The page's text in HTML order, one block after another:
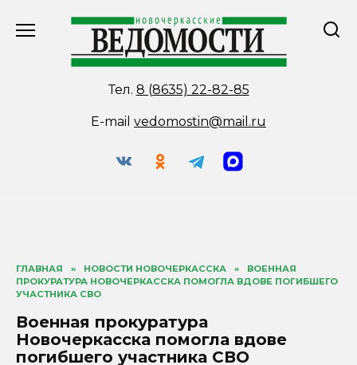
Тел. 8 (8635) 22-82-85
E-mail vedomostin@mail.ru
ГЛАВНАЯ » НОВОСТИ НОВОЧЕРКАССКА »
ВОЕННАЯ
ПРОКУРАТУРА НОВОЧЕРКАССКА ПОМОГЛА ВДОВЕ ПОГИБШЕГО
УЧАСТНИКА СВО
Военная прокуратура
Новочеркасска помогла вдове
погибшего участника СВО